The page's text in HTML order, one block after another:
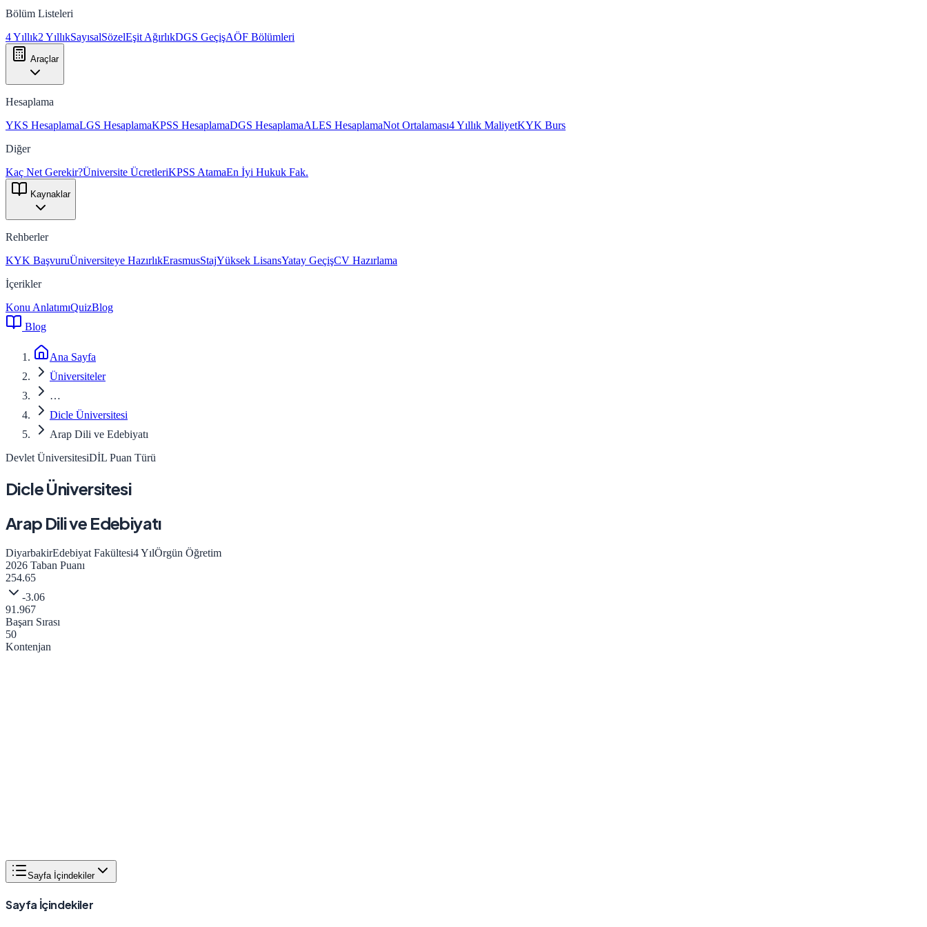
Bölüm Listeleri
4 Yıllık2 YıllıkSayısalSözelEşit AğırlıkDGS GeçişAÖF Bölümleri
Araçlar
Hesaplama
YKS HesaplamaLGS HesaplamaKPSS HesaplamaDGS HesaplamaALES HesaplamaNot Ortalaması4 Yıllık MaliyetKYK Burs
Diğer
Kaç Net Gerekir?Üniversite ÜcretleriKPSS AtamaEn İyi Hukuk Fak.
Kaynaklar
Rehberler
KYK BaşvuruÜniversiteye HazırlıkErasmusStajYüksek LisansYatay GeçişCV Hazırlama
İçerikler
Konu AnlatımıQuizBlog
Blog
Ana Sayfa
Üniversiteler
…
Dicle Üniversitesi
Arap Dili ve Edebiyatı
Devlet ÜniversitesiDİL Puan Türü
Dicle Üniversitesi
Arap Dili ve Edebiyatı
DiyarbakirEdebiyat Fakültesi4YılÖrgün Öğretim
2026 Taban Puanı
254.65
-3.06
91.967
Başarı Sırası
50
Kontenjan
Sayfa İçindekiler
Sayfa İçindekiler